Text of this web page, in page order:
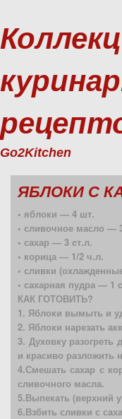
Go2Kitchen
ЯБЛОКИ С
• яблоки — 4 шт.
• сливочное масло —
• сахар — 3 cт.л.
• корица — 1/2 ч.л.
• сливки
• сахарная пудра — 1
КАК ГОТОВИТЬ?
1. Яблоки вымыть и
2. Яблоки нарезать
3. Духовку
и красиво разложить
4.Смешать сахар с
сливочного масла.
5.Выпекать (верхний
6.Взбить сливки с